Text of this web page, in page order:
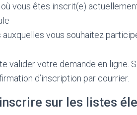
où vous êtes inscrit(e)
auxquelles vous souhaitez
valider votre demande en ligne.
d’inscription par courrier.
sur les listes